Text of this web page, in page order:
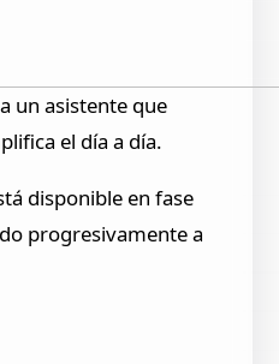
un asistente que
el día a día.
disponible en fase
progresivamente a